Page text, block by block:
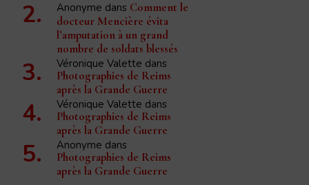
Anonyme dans Comment le
docteur Mencière évita
l’amputation à un grand
nombre de soldats blessés
Véronique Valette dans
Photographies de Reims
après la Grande Guerre
Véronique Valette dans
Photographies de Reims
après la Grande Guerre
Anonyme dans
Photographies de Reims
après la Grande Guerre